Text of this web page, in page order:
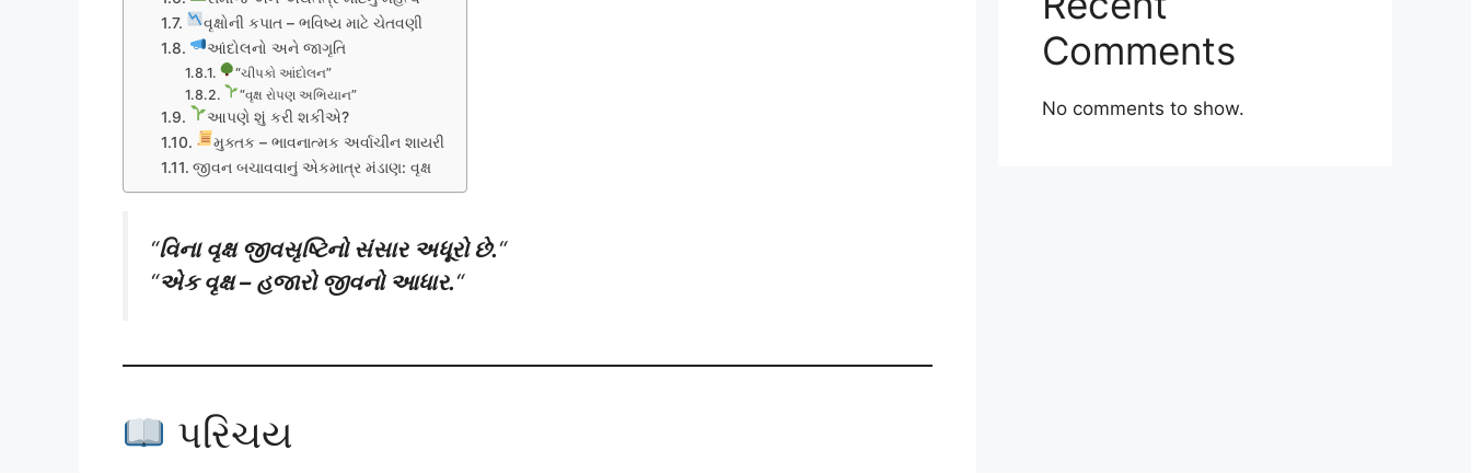
વૃક્ષોની કપાત – ભવિષ્ય માટે ચેતવણી
આંદોલનો અને જાગૃતિ
“ચીપકો આંદોલન”
“વૃક્ષ રોપણ અભિયાન”
આપણે શું કરી શકીએ?
મુક્તક – ભાવનાત્મક અર્વાચીન શાયરી
જીવન બચાવવાનું એકમાત્ર મંડાણ: વૃક્ષ
“વિના વૃક્ષ જીવસૃષ્ટિનો સંસાર અધૂરો છે.“
“એક વૃક્ષ – હજારો જીવનો આધાર.“
પરિચય
Comments
No comments to show.